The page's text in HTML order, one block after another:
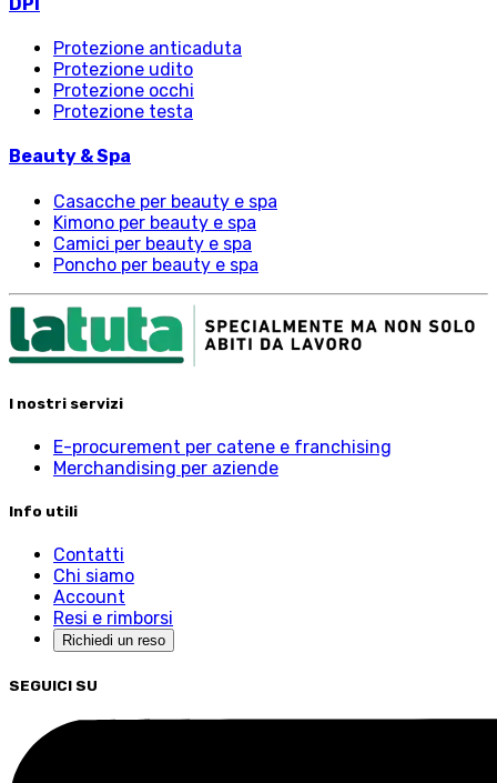
Protezione anticaduta
Protezione udito
Protezione occhi
Protezione testa
Beauty & Spa
Casacche per beauty e spa
Kimono per beauty e spa
Camici per beauty e spa
Poncho per beauty e spa
I nostri servizi
E-procurement per catene e franchising
Merchandising per aziende
Info utili
Contatti
Chi siamo
Account
Resi e rimborsi
Richiedi un reso
SEGUICI SU